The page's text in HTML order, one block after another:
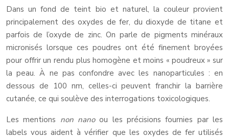
Dans un fond de teint bio et naturel, la couleur provient
principalement des oxydes de fer, du dioxyde de titane et
parfois de l’oxyde de zinc. On parle de pigments minéraux
micronisés lorsque ces poudres ont été finement broyées
pour offrir un rendu plus homogène et moins « poudreux » sur
la peau. À ne pas confondre avec les nanoparticules : en
dessous de 100 nm, celles-ci peuvent franchir la barrière
cutanée, ce qui soulève des interrogations toxicologiques.
Les mentions non nanoou les précisions fournies par les
labels vous aident à vérifier que les oxydes de fer utilisés